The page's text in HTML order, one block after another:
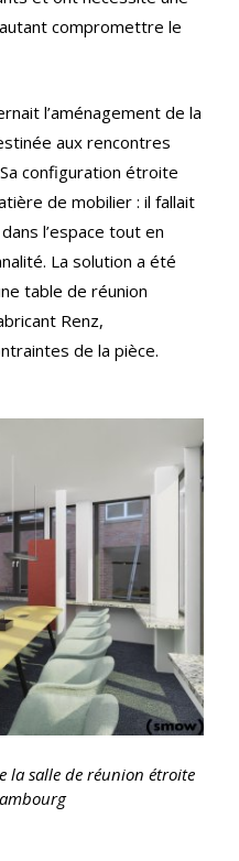
compromettre le
l’aménagement de la
aux rencontres
configuration étroite
de mobilier : il fallait
l’espace tout en
La solution a été
table de réunion
Renz,
de la pièce.
la salle de réunion étroite